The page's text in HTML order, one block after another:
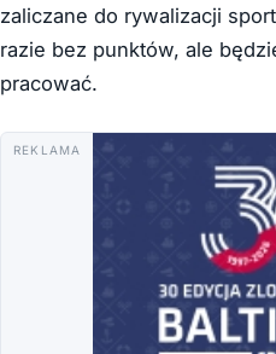
zaliczane do rywalizacji
razie bez punktów, ale
pracować.
REKLAMA